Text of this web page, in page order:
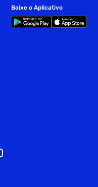
Baixe o Aplicativo